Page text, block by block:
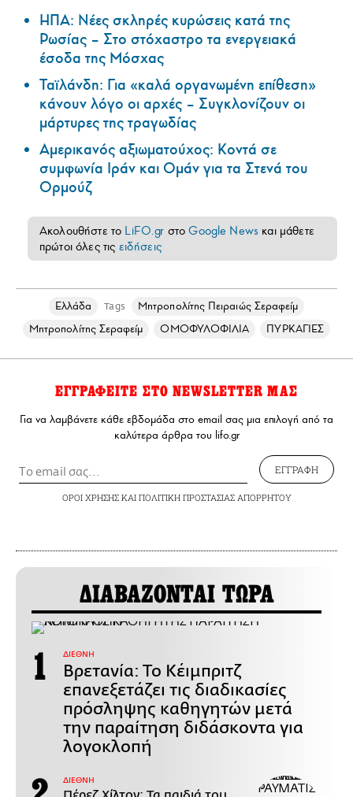
ΗΠΑ: Nέες σκληρές κυρώσεις κατά της
Ρωσίας – Στο στόχαστρο τα ενεργειακά
έσοδα της Μόσχας
Ταϊλάνδη: Για «καλά οργανωμένη επίθεση»
κάνουν λόγο οι αρχές – Συγκλονίζουν οι
μάρτυρες της τραγωδίας
Αμερικανός αξιωματούχος: Κοντά σε
συμφωνία Ιράν και Ομάν για τα Στενά του
Ορμούζ
Ακολουθήστε το LiFO.gr στοGoogle News και μάθετε
πρώτοι όλες τις ειδήσεις
Ελλάδα Tags
Μητροπολίτης Πειραιώς Σεραφείμ
Μητροπολίτης Σεραφείμ
ΟΜΟΦΥΛΟΦΙΛΙΑ ΠΥΡΚΑΓΙΕΣ
ΕΓΓΡΑΦΕΙΤΕ ΣΤΟ NEWSLETTER ΜΑΣ
Για να λαμβάνετε κάθε εβδομάδα στο email σας μια επιλογή από τα
καλύτερα άρθρα του lifo.gr
ΕΓΓΡΑΦΗ
ΟΡΟΙ ΧΡΗΣΗΣΚΑΙ ΠΟΛΙΤΙΚΗ ΠΡΟΣΤΑΣΙΑΣ ΑΠΟΡΡΗΤΟΥ
ΔΙΑΒΑΖΟΝΤΑΙ ΤΩΡΑ
ΔΙΕΘΝΗ
Βρετανία: Το Κέιμπριτζ
επανεξετάζει τις διαδικασίες
πρόσληψης καθηγητών μετά
την παραίτηση διδάσκοντα για
λογοκλοπή
ΔΙΕΘΝΗ